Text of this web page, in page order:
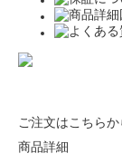
ご注文はこちらか
商品詳細